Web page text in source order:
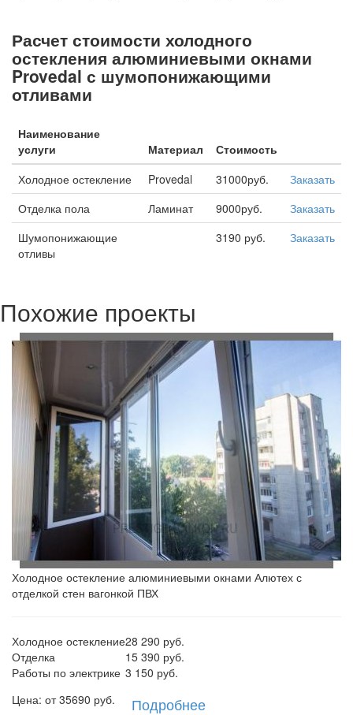
Расчет стоимости холодного
остекления алюминиевыми окнами
Provedal с шумопонижающими
отливами
Наименование
услуги
Материал
Стоимость
Холодное остекление
Provedal 31000руб.
Заказать
Отделка пола
Ламинат 9000руб.
Заказать
Шумопонижающие
отливы
3190 руб. Заказать
Похожие проекты
Холодное остекление алюминиевыми окнами Алютех с
отделкой стен вагонкой ПВХ
Холодное остекление28 290 руб.
Отделка
15 390 руб.
Работы по электрике 3 150 руб.
Цена: от35690 руб. Подробнее